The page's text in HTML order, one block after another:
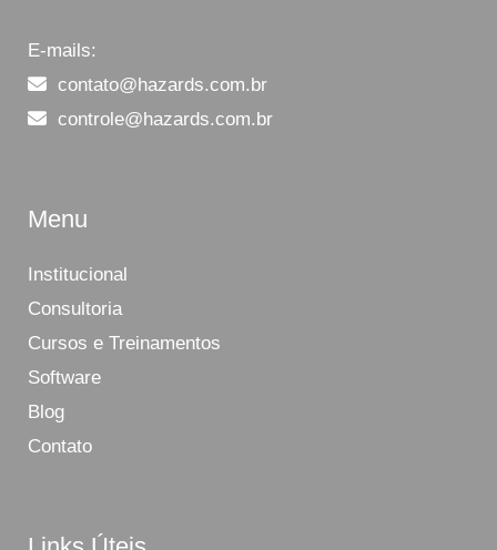
E-mails:
contato@hazards.com.br
controle@hazards.com.br
Menu
Institucional
Consultoria
Cursos e Treinamentos
Software
Blog
Contato